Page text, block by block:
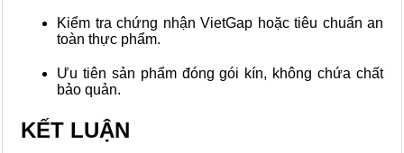
Kiểm tra chứng nhận VietGap hoặc tiêu chuẩn an
toàn thực phẩm.
Ưu tiên sản phẩm đóng gói kín, không chứa chất
bảo quản.
KẾT LUẬN